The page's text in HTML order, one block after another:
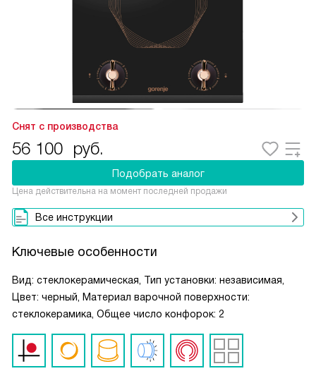
Снят с производства
56 100 руб.
Подобрать аналог
Цена действительна на момент последней продажи
Все инструкции
Ключевые особенности
Вид: стеклокерамическая, Тип установки: независимая,
Цвет: черный, Материал варочной поверхности:
стеклокерамика, Общее число конфорок: 2